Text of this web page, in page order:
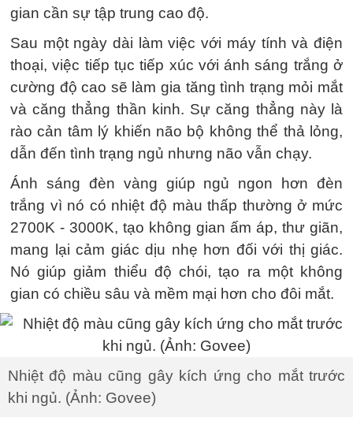
gian cần sự tập trung cao độ.
Sau một ngày dài làm việc với máy tính và điện
thoại, việc tiếp tục tiếp xúc với ánh sáng trắng ở
cường độ cao sẽ làm gia tăng tình trạng mỏi mắt
và căng thẳng thần kinh. Sự căng thẳng này là
rào cản tâm lý khiến não bộ không thể thả lỏng,
dẫn đến tình trạng ngủ nhưng não vẫn chạy.
Ánh sáng đèn vàng giúp ngủ ngon hơn đèn
trắng vì nó có nhiệt độ màu thấp thường ở mức
2700K - 3000K, tạo không gian ấm áp, thư giãn,
mang lại cảm giác dịu nhẹ hơn đối với thị giác.
Nó giúp giảm thiểu độ chói, tạo ra một không
gian có chiều sâu và mềm mại hơn cho đôi mắt.
Nhiệt độ màu cũng gây kích ứng cho mắt trước
khi ngủ. (Ảnh: Govee)